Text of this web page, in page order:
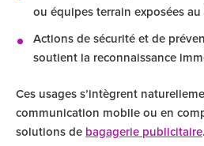
ou équipes terrain exposées au
Actions de sécurité et de
soutient la reconnaissance
Ces usages s’intègrent
communication mobile ou en
solutions de bagagerie publicitaire.